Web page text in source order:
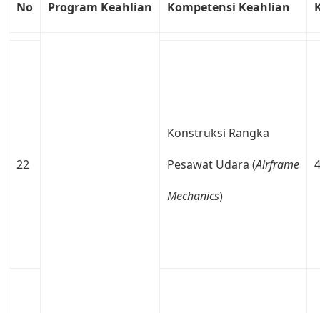
No Program Keahlian Kompetensi Keahlian
22
Konstruksi Rangka
Pesawat Udara (Airframe
Mechanics)